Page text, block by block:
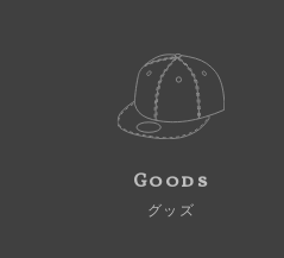
Goods
グッズ